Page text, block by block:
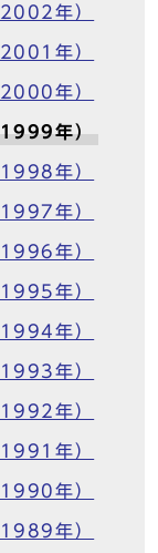
年）
年）
年）
1999年）
年）
年）
年）
年）
年）
年）
年）
年）
年）
年）